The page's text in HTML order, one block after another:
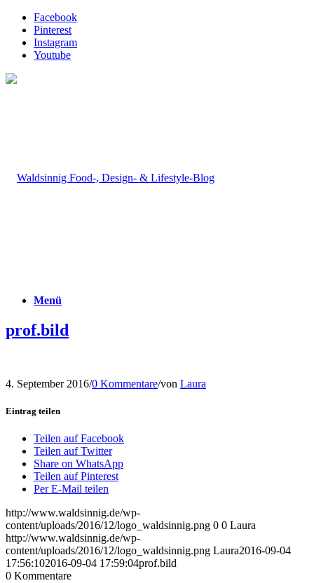
Facebook
Pinterest
Instagram
Youtube
Menü
prof.bild
4. September 2016/0 Kommentare/von Laura
Eintrag teilen
Teilen auf Facebook
Teilen auf Twitter
Share on WhatsApp
Teilen auf Pinterest
Per E-Mail teilen
http://www.waldsinnig.de/wp-
content/uploads/2016/12/logo_waldsinnig.png 0 0 Laura
http://www.waldsinnig.de/wp-
content/uploads/2016/12/logo_waldsinnig.png Laura2016-09-04
17:56:102016-09-04 17:59:04prof.bild
0 Kommentare